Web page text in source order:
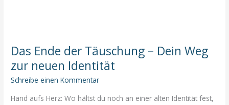
Das Ende der Täuschung – Dein Weg
zur neuen Identität
Schreibe einen Kommentar
Hand aufs Herz: Wo hältst du noch an einer alten Identität fest,